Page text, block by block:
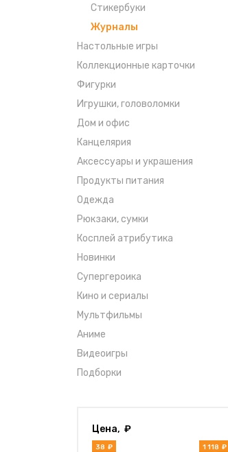
Стикербуки
Журналы
Настольные игры
Коллекционные карточки
Фигурки
Игрушки, головоломки
Дом и офис
Канцелярия
Аксессуары и украшения
Продукты питания
Одежда
Рюкзаки, сумки
Косплей атрибутика
Новинки
Супергероика
Кино и сериалы
Мультфильмы
Аниме
Видеоигры
Подборки
Цена, ₽
38 ₽ 1 118 ₽